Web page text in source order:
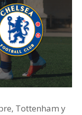
Tottenham y